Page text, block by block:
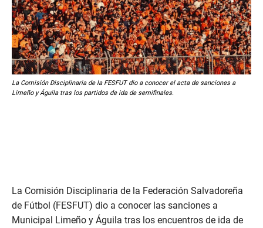
La Comisión Disciplinaria de la FESFUT dio a conocer el acta de sanciones a
Limeño y Águila tras los partidos de ida de semifinales.
La Comisión Disciplinaria de la Federación Salvadoreña
de Fútbol (FESFUT) dio a conocer las sanciones a
Municipal Limeño y Águila tras los encuentros de ida de